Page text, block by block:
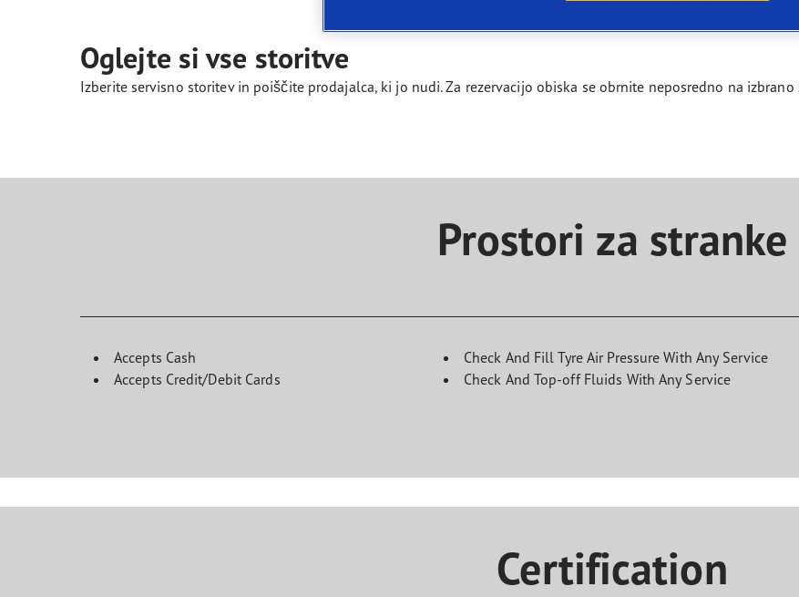
Oglejte si vse storitve
Izberite servisno storitev in poiščite prodajalca, ki jo nudi. Za rezervacijo obiska se obrnite neposredno na
Prostori za stranke
Accepts Cash
Accepts Credit/Debit Cards
Check And Fill Tyre Air Pressure With Any Service
Check And Top-off Fluids With Any Service
Certification